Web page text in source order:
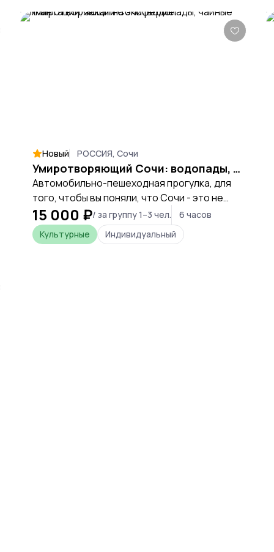
Новый РОССИЯ, Сочи
Умиротворяющий Сочи: водопады, чайные плантации, закат на экоферме.
Автомобильно-пешеходная прогулка, для
того, чтобы вы поняли, что Сочи - это не
только море!
15 000 ₽/ за группу 1–3 чел.
6 часов
Культурные
Индивидуальный